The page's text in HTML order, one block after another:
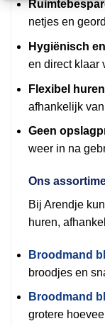
netjes en
Hygiënisch
en direct klaar
Flexibel
afhankelijk
Geen
weer in na
Ons
Bij Arendje
huren,
Broodmand
broodjes en
Broodmand
grotere